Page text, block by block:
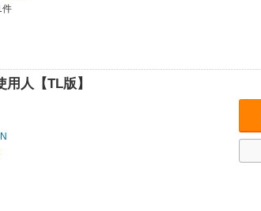
件
人【TL版】